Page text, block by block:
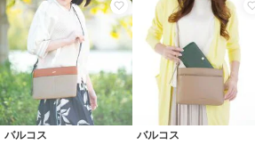
バルコス バルコス